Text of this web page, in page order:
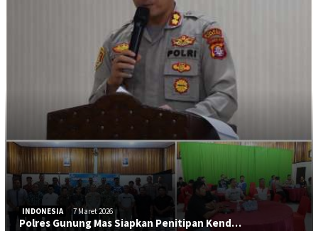
INDONESIA 7 Maret 2026
Polres Gunung Mas Siapkan Penitipan Kend…